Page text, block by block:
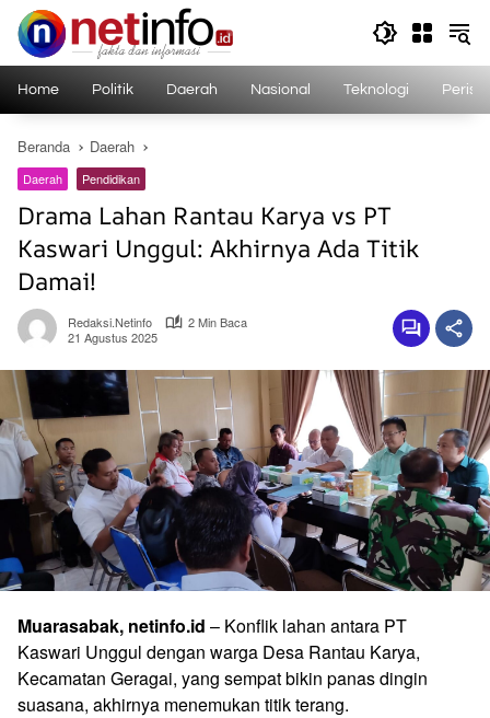
Langsung
konten
Home Politik Daerah Nasional Teknologi
Beranda Daerah
Daerah Pendidikan
Drama Lahan Rantau Karya vs PT
Kaswari Unggul: Akhirnya Ada Titik
Damai!
Redaksi.netinfo
2 Min Baca
21 Agustus 2025
Muarasabak, netinfo.id – Konflik lahan antara PT
Kaswari Unggul dengan warga Desa Rantau Karya,
Kecamatan Geragai, yang sempat bikin panas dingin
suasana, akhirnya menemukan titik terang.